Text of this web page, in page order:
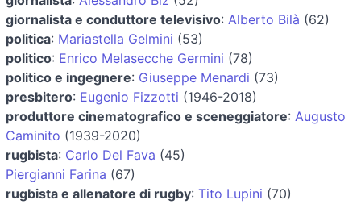
giornalista e conduttore televisivo: Alberto Bilà (62)
politica: Mariastella Gelmini (53)
politico: Enrico Melasecche Germini (78)
politico e ingegnere: Giuseppe Menardi (73)
presbitero: Eugenio Fizzotti (1946-2018)
produttore cinematografico e sceneggiatore: Augusto
Caminito (1939-2020)
rugbista: Carlo Del Fava (45)
Piergianni Farina (67)
rugbista e allenatore di rugby: Tito Lupini (70)